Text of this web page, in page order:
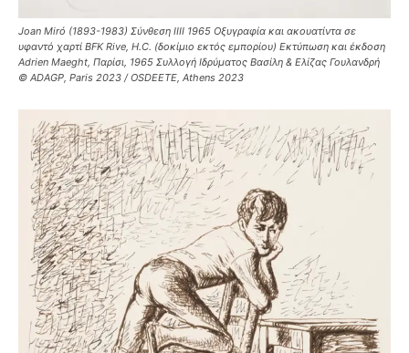
Joan Miró (1893-1983) Σύνθεση ΙΙΙΙ 1965 Οξυγραφία και ακουατίντα σε
υφαντό χαρτί BFK Rive, H.C. (δοκίμιο εκτός εμπορίου) Εκτύπωση και έκδοση
Adrien Maeght, Παρίσι, 1965 Συλλογή Ιδρύματος Βασίλη & Ελίζας Γουλανδρή
© ADAGP, Paris 2023 / OSDEETE, Athens 2023